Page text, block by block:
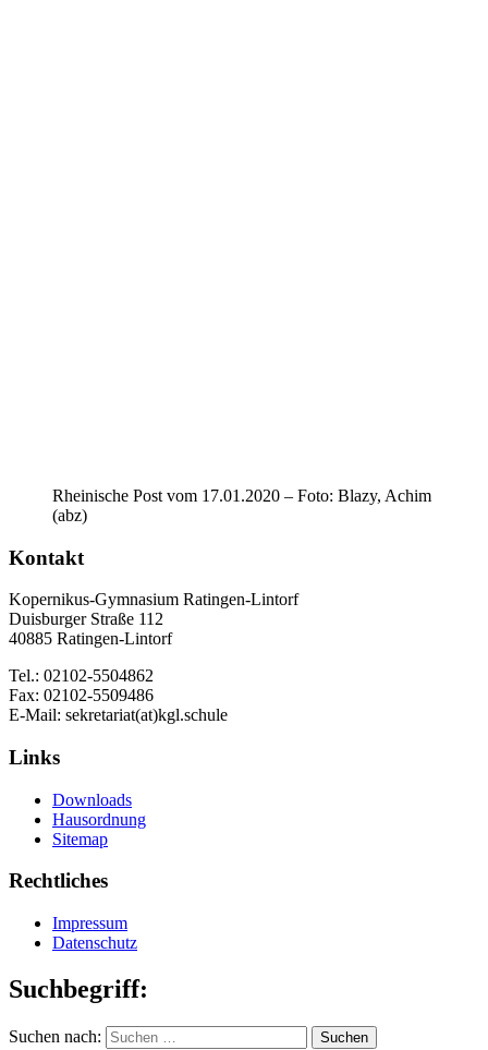
Rheinische Post vom 17.01.2020 – Foto: Blazy, Achim
(abz)
Kontakt
Kopernikus-Gymnasium Ratingen-Lintorf
Duisburger Straße 112
40885 Ratingen-Lintorf
Tel.: 02102-5504862
Fax: 02102-5509486
E-Mail: sekretariat(at)kgl.schule
Links
Downloads
Hausordnung
Sitemap
Rechtliches
Impressum
Datenschutz
Suchbegriff:
Suchen nach: